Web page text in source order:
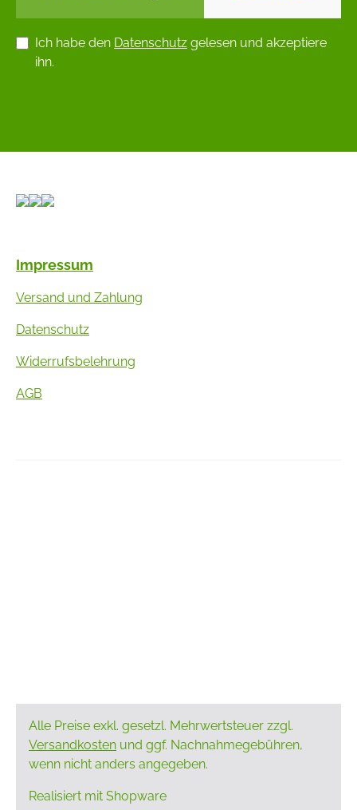
Ich habe den Datenschutz gelesen und akzeptiere
ihn.
Impressum
Versand und Zahlung
Datenschutz
Widerrufsbelehrung
AGB
Alle Preise exkl. gesetzl. Mehrwertsteuer zzgl.
Versandkosten und ggf. Nachnahmegebühren,
wenn nicht anders angegeben.
Realisiert mit Shopware